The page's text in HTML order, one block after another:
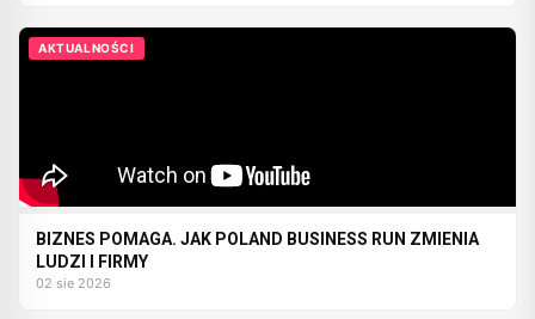
AKTUALNOŚCI
BIZNES POMAGA. JAK POLAND BUSINESS RUN ZMIENIA
LUDZI I FIRMY
02 sie 2026